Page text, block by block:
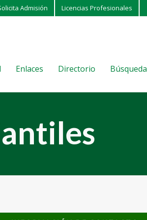
Admisión Licencias Profesionales
Enlaces Directorio Búsqueda